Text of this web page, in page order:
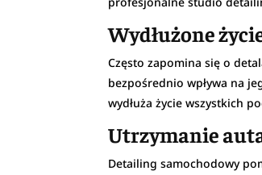
Wydłużone
Często zapomina się o
bezpośrednio wpływa na
wydłuża życie wszystkich
Utrzymanie
Detailing samochodowy